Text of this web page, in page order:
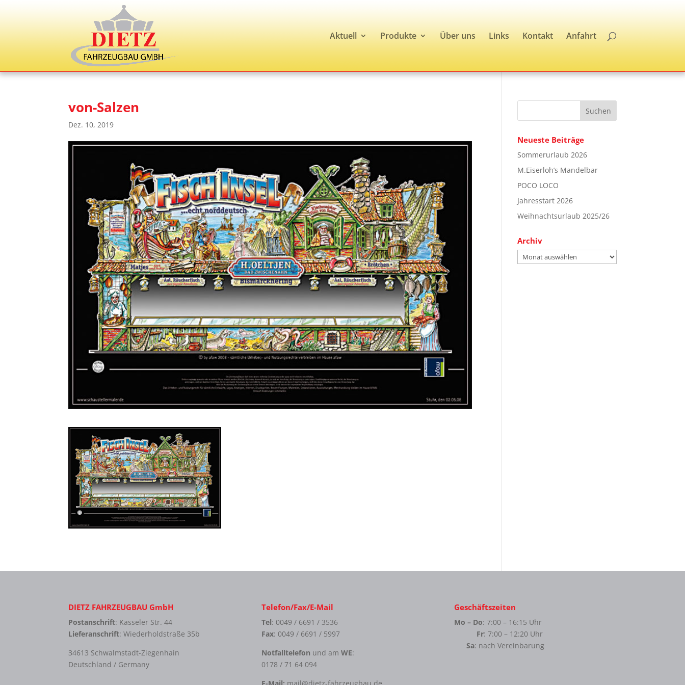
Aktuell Produkte Über uns Links Kontakt Anfahrt
von-Salzen
Dez. 10, 2019
Neueste Beiträge
Sommerurlaub 2026
M.Eiserloh’s Mandelbar
POCO LOCO
Jahresstart 2026
Weihnachtsurlaub 2025/26
Archiv
Archiv
DIETZ FAHRZEUGBAU GmbH
Postanschrift: Kasseler Str. 44
Lieferanschrift: Wiederholdstraße 35b
34613 Schwalmstadt-Ziegenhain
Deutschland / Germany
Telefon/Fax/E-Mail
Tel: 0049 / 6691 / 3536
Fax: 0049 / 6691 / 5997
Notfalltelefon und am WE:
0178 / 71 64 094
Geschäftszeiten
Mo – Do: 7:00 – 16:15 Uhr
Fr: 7:00 – 12:20 Uhr
Sa: nach Vereinbarung